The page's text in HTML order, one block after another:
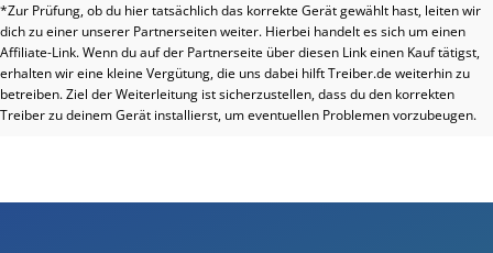
*Zur Prüfung, ob du hier tatsächlich das korrekte Gerät gewählt hast, leiten wir
dich zu einer unserer Partnerseiten weiter. Hierbei handelt es sich um einen
Affiliate-Link. Wenn du auf der Partnerseite über diesen Link einen Kauf tätigst,
erhalten wir eine kleine Vergütung, die uns dabei hilft Treiber.de weiterhin zu
betreiben. Ziel der Weiterleitung ist sicherzustellen, dass du den korrekten
Treiber zu deinem Gerät installierst, um eventuellen Problemen vorzubeugen.